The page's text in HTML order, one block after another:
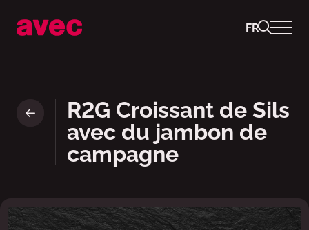
FR
R2G Croissant de Sils
avec du jambon de
campagne